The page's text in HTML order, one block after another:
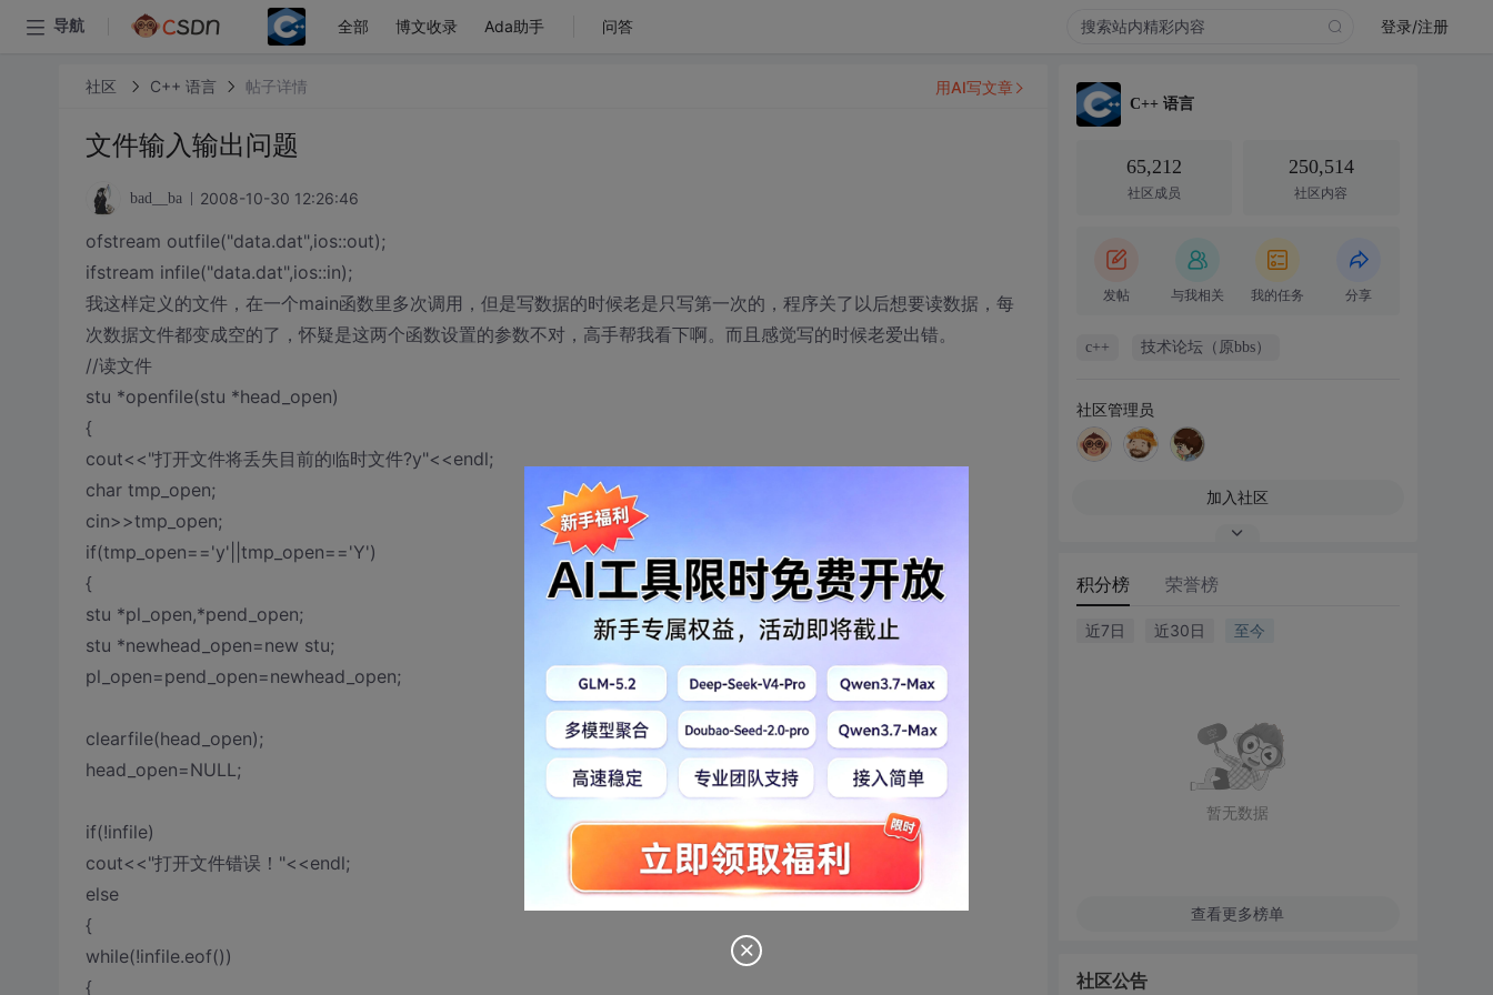
导航 全部 博文收录 Ada助手 问答 登录/注册
社区 C++ 语言 帖子详情
文件输入输出问题
bad__ba 2008-10-30 12:26:46
ofstream outfile("data.dat",ios::out);
ifstream infile("data.dat",ios::in);
我这样定义的文件，在一个main函数里多次调用，但是写数据的时候老是只写第一次的，程序关了以后想要读数据，每
次数据文件都变成空的了，怀疑是这两个函数设置的参数不对，高手帮我看下啊。而且感觉写的时候老爱出错。
//读文件
stu *openfile(stu *head_open)
{
cout<<"打开文件将丢失目前的临时文件?y"<<endl;
char tmp_open;
cin>>tmp_open;
if(tmp_open=='y'||tmp_open=='Y')
{
stu *pl_open,*pend_open;
stu *newhead_open=new stu;
pl_open=pend_open=newhead_open;
clearfile(head_open);
head_open=NULL;
if(!infile)
cout<<"打开文件错误！"<<endl;
else
{
while(!infile.eof())
{
用AI写文章
C++ 语言
65,212
社区成员
250,514
社区内容
发帖 与我相关 我的任务 分享
c++ 技术论坛（原bbs）
社区管理员
加入社区
积分榜 荣誉榜
近7日 近30日 至今
暂无数据
查看更多榜单
社区公告